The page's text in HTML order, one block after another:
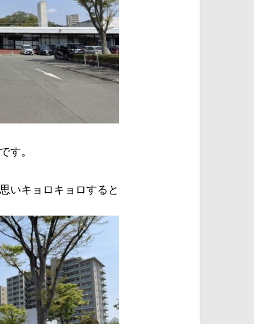
す。
いキョロキョロすると